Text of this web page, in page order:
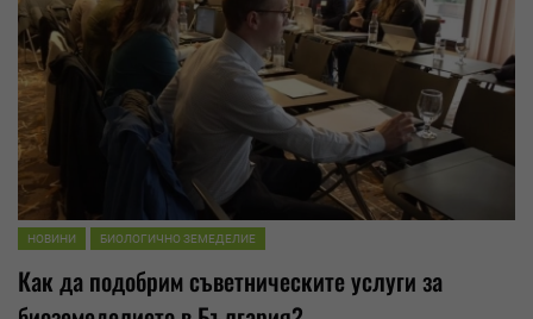
НОВИНИ БИОЛОГИЧНО ЗЕМЕДЕЛИЕ
Как да подобрим съветническите услуги за